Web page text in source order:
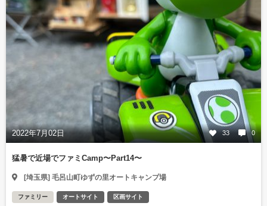
2022年7月02日 33 0
猛暑で近場でファミCamp〜Part14〜
[埼玉県] 毛呂山町ゆずの里オートキャンプ場
ファミリー オートサイト 区画サイト